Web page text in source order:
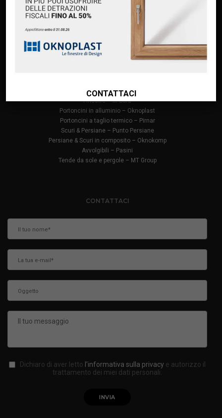
Premium Partner Oknoplast
Finanziamento Oknoplast
Finestre in alluminio – Oknoplast
Finestre – M Sora
Portoncini in alluminio – Oknoplast
Portoncini a taglio termico – Pirnar
Scuri & Persiane – Punto Persiane
Persiane & Scuri in composito – Oknokomp
Avvolgibili – Pasini
Tende da sole e pergole – MT Group
CONTATTACI
Dichiaro di aver letto l'informativa sulla privacy e autorizzo il
trattamento dei miei dati personali.
CONTATTACI